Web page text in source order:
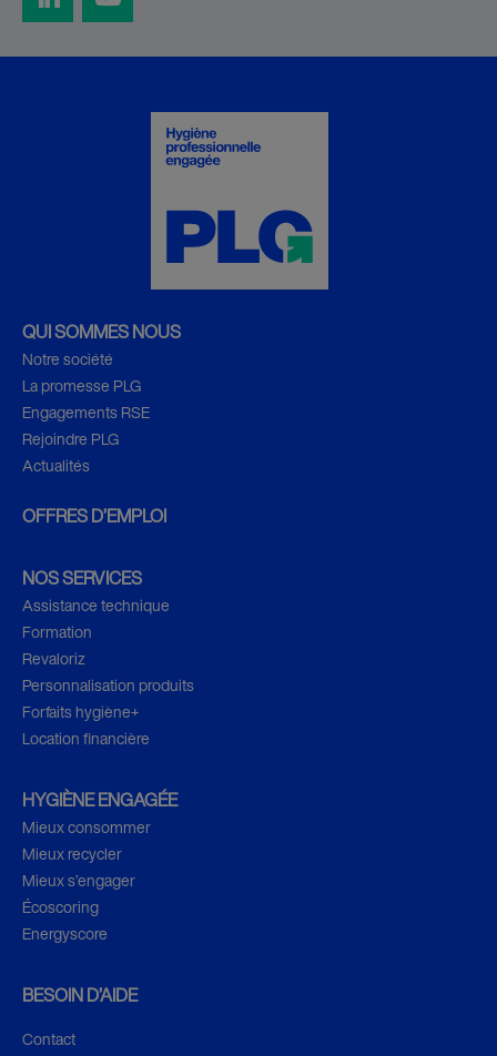
QUI SOMMES NOUS
Notre société
La promesse PLG
Engagements RSE
Rejoindre PLG
Actualités
OFFRES D’EMPLOI
NOS SERVICES
Assistance technique
Formation
Revaloriz
Personnalisation produits
Forfaits hygiène+
Location financière
HYGIÈNE ENGAGÉE
Mieux consommer
Mieux recycler
Mieux s’engager
Écoscoring
Energyscore
BESOIN D’AIDE
Contact